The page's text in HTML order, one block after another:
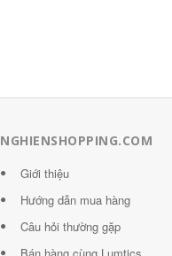
NGHIENSHOPPING.COM
Giới thiệu
Hướng dẫn mua hàng
Câu hỏi thường gặp